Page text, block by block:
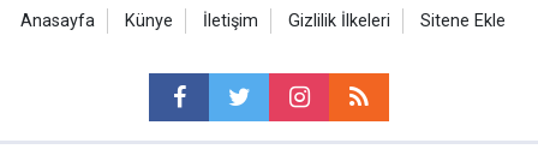
Anasayfa Künye İletişim Gizlilik İlkeleri Sitene Ekle